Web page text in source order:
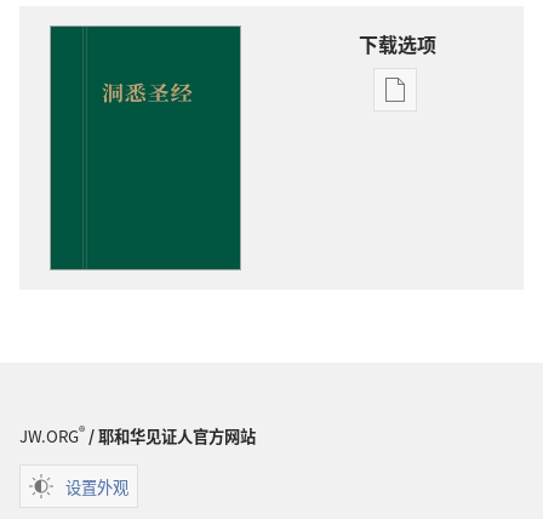
下载选项
出
JW.ORG®/ 耶和华见证人官方网站
设置外观